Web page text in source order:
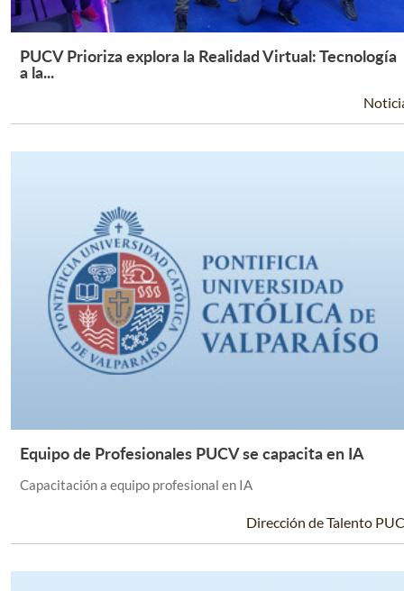
Leer Más +
PUCV Prioriza explora la Realidad Virtual: Tecnología
a la...
Leer Más +
Equipo de Profesionales PUCV se capacita en IA
Capacitación a equipo profesional en IA
Dirección de Talento